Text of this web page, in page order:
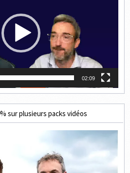
02:09
sur plusieurs packs vidéos